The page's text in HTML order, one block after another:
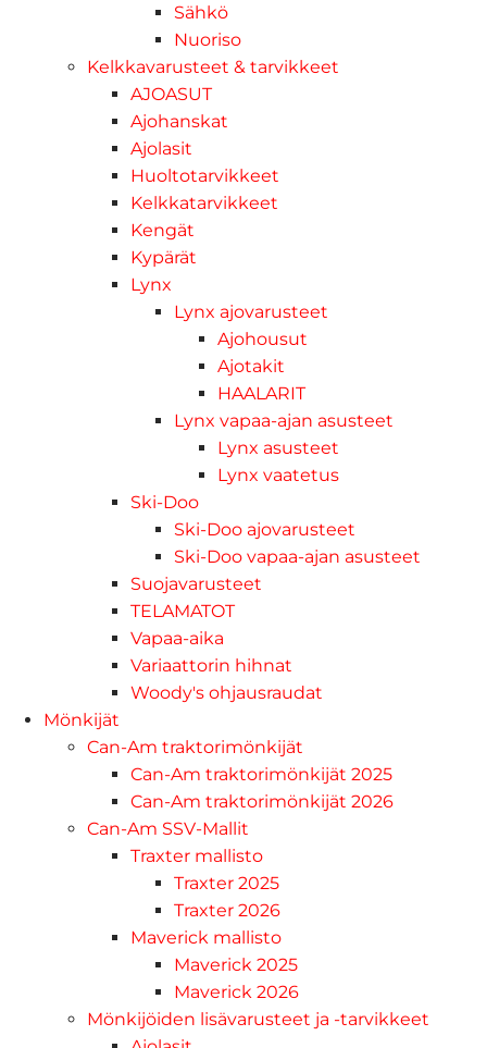
Sähkö
Nuoriso
Kelkkavarusteet & tarvikkeet
AJOASUT
Ajohanskat
Ajolasit
Huoltotarvikkeet
Kelkkatarvikkeet
Kengät
Kypärät
Lynx
Lynx ajovarusteet
Ajohousut
Ajotakit
HAALARIT
Lynx vapaa-ajan asusteet
Lynx asusteet
Lynx vaatetus
Ski-Doo
Ski-Doo ajovarusteet
Ski-Doo vapaa-ajan asusteet
Suojavarusteet
TELAMATOT
Vapaa-aika
Variaattorin hihnat
Woody's ohjausraudat
Mönkijät
Can-Am traktorimönkijät
Can-Am traktorimönkijät 2025
Can-Am traktorimönkijät 2026
Can-Am SSV-Mallit
Traxter mallisto
Traxter 2025
Traxter 2026
Maverick mallisto
Maverick 2025
Maverick 2026
Mönkijöiden lisävarusteet ja -tarvikkeet